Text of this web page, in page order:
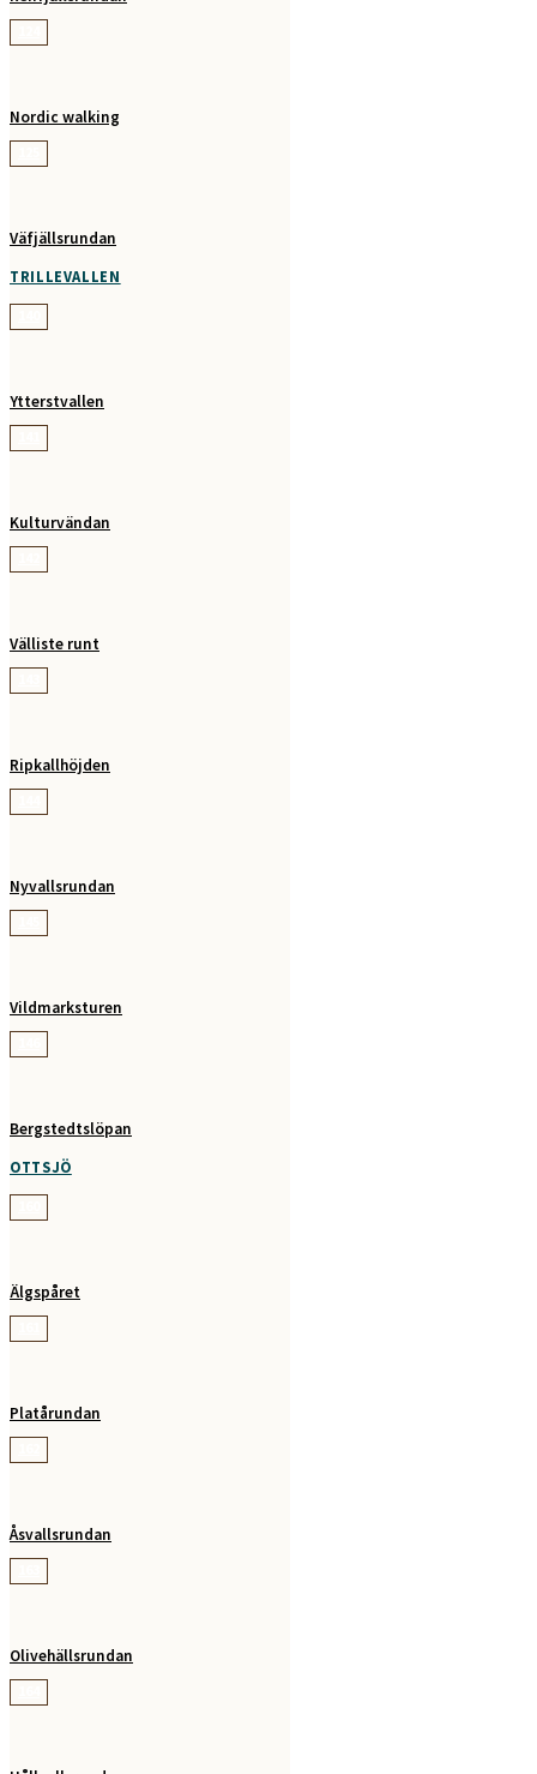
Nordic walking
Väfjällsrundan
TRILLEVALLEN
Ytterstvallen
Kulturvändan
Välliste runt
Ripkallhöjden
Nyvallsrundan
Vildmarksturen
Bergstedtslöpan
OTTSJÖ
Älgspåret
Platårundan
Åsvallsrundan
Olivehällsrundan